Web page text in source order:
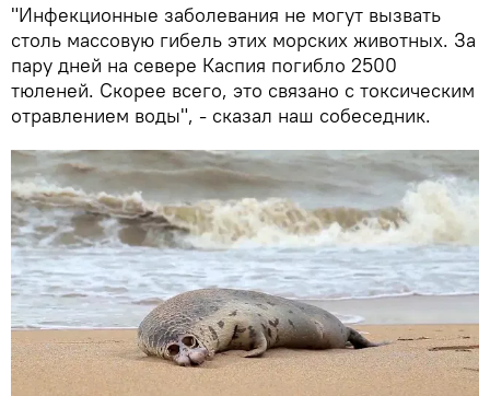
"Инфекционные заболевания не могут вызвать
столь массовую гибель этих морских животных. За
пару дней на севере Каспия погибло 2500
тюленей. Скорее всего, это связано с токсическим
отравлением воды", - сказал наш собеседник.